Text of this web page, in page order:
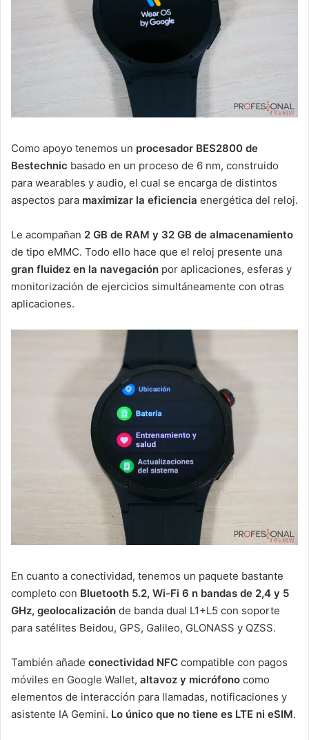
Como apoyo tenemos un procesador BES2800 de
Bestechnic basado en un proceso de 6 nm, construido
para wearables y audio, el cual se encarga de distintos
aspectos para maximizar la eficiencia energética del reloj.
Le acompañan 2 GB de RAM y 32 GB de almacenamiento
de tipo eMMC. Todo ello hace que el reloj presente una
gran fluidez en la navegación por aplicaciones, esferas y
monitorización de ejercicios simultáneamente con otras
aplicaciones.
En cuanto a conectividad, tenemos un paquete bastante
completo con Bluetooth 5.2, Wi-Fi 6 n bandas de 2,4 y 5
GHz, geolocalización de banda dual L1+L5 con soporte
para satélites Beidou, GPS, Galileo, GLONASS y QZSS.
También añade conectividad NFC compatible con pagos
móviles en Google Wallet, altavoz y micrófono como
elementos de interacción para llamadas, notificaciones y
asistente IA Gemini. Lo único que no tiene es LTE ni eSIM.